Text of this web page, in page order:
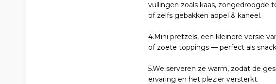
vullingen zoals kaas, zongedroogde
of zelfs gebakken appel & kaneel.
4.Mini pretzels, een kleinere versie
of zoete toppings — perfect als
5.We serveren ze warm, zodat de
ervaring en het plezier versterkt.